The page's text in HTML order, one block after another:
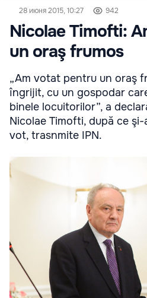
28 июня 2015, 10:27 942
Nicolae Timofti:
un oraş frumos
„Am votat pentru un oraş
îngrijit, cu un gospodar
binele locuitorilor”, a
Nicolae Timofti, după ce
vot, trasnmite IPN.